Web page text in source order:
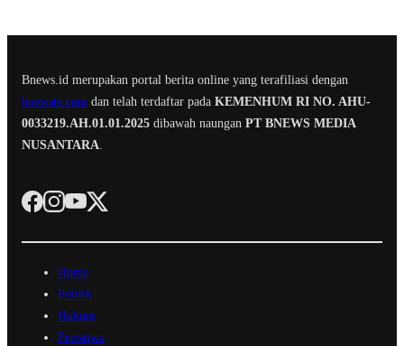
Bnews.id merupakan portal berita online yang terafiliasi dengan
bnewstv.com dan telah terdaftar pada KEMENHUM RI NO. AHU-
0033219.AH.01.01.2025 dibawah naungan PT BNEWS MEDIA
NUSANTARA
Home
Politik
Hukum
Peristiwa